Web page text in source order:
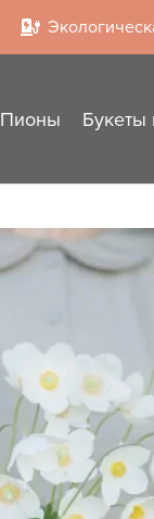
Пионы Букеты